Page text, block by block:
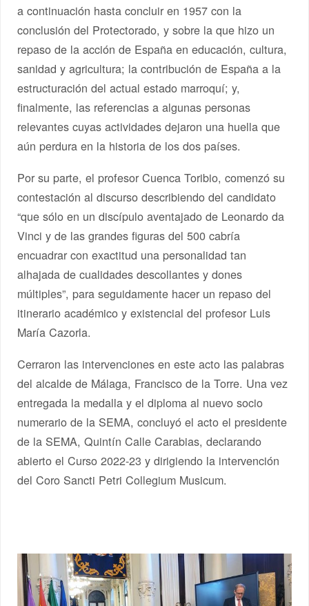
a continuación hasta concluir en 1957 con la
conclusión del Protectorado, y sobre la que hizo un
repaso de la acción de España en educación, cultura,
sanidad y agricultura; la contribución de España a la
estructuración del actual estado marroquí; y,
finalmente, las referencias a algunas personas
relevantes cuyas actividades dejaron una huella que
aún perdura en la historia de los dos países.
Por su parte, el profesor Cuenca Toribio, comenzó su
contestación al discurso describiendo del candidato
“que sólo en un discípulo aventajado de Leonardo da
Vinci y de las grandes figuras del 500 cabría
encuadrar con exactitud una personalidad tan
alhajada de cualidades descollantes y dones
múltiples”, para seguidamente hacer un repaso del
itinerario académico y existencial del profesor Luis
María Cazorla.
Cerraron las intervenciones en este acto las palabras
del alcalde de Málaga, Francisco de la Torre. Una vez
entregada la medalla y el diploma al nuevo socio
numerario de la SEMA, concluyó el acto el presidente
de la SEMA, Quintín Calle Carabias, declarando
abierto el Curso 2022-23 y dirigiendo la intervención
del Coro Sancti Petri Collegium Musicum.